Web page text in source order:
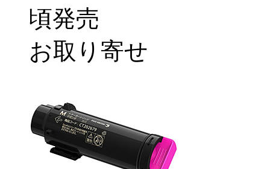
頃発売
お取り寄せ